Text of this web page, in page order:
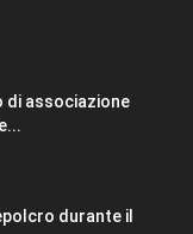
di associazione
durante il